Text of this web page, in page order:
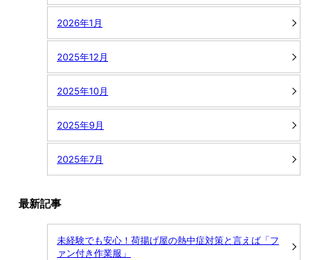
2026年1月
2025年12月
2025年10月
2025年9月
2025年7月
最新記事
未経験でも安心！荷揚げ屋の熱中症対策と言えば「フ
ァン付き作業服」